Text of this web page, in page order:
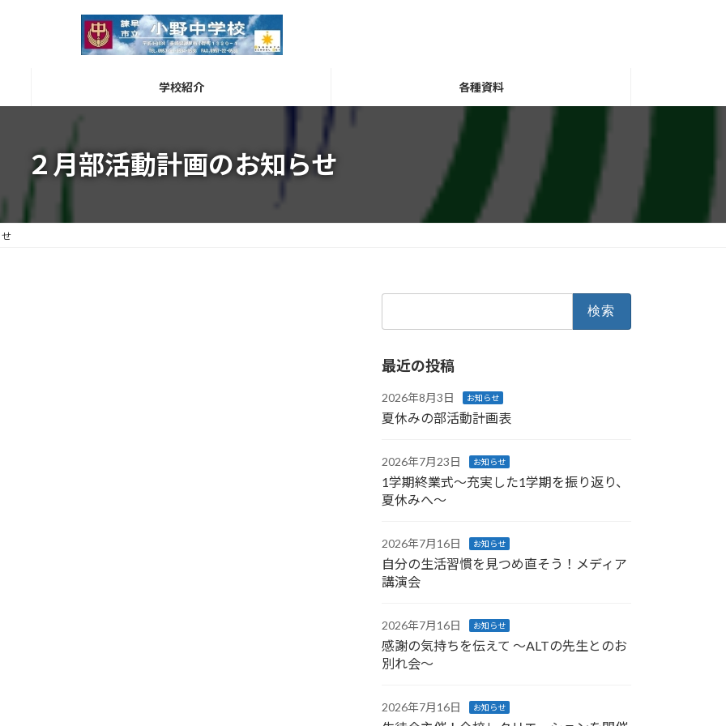
学校紹介 各種資料
２月部活動計画のお知らせ
最近の投稿
2026年8月3日 お知らせ
夏休みの部活動計画表
2026年7月23日 お知らせ
1学期終業式〜充実した1学期を振り返り、
夏休みへ〜
2026年7月16日 お知らせ
自分の生活習慣を見つめ直そう！メディア
講演会
2026年7月16日 お知らせ
感謝の気持ちを伝えて ～ALTの先生とのお
別れ会～
2026年7月16日 お知らせ